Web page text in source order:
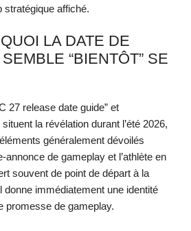
stratégique affiché.
LA DATE DE
“BIENTÔT” SE
27 release date guide” et
la révélation durant l’été 2026,
généralement dévoilés
annonce de gameplay et l’athlète en
souvent de point de départ à la
donne immédiatement une identité
promesse de gameplay.